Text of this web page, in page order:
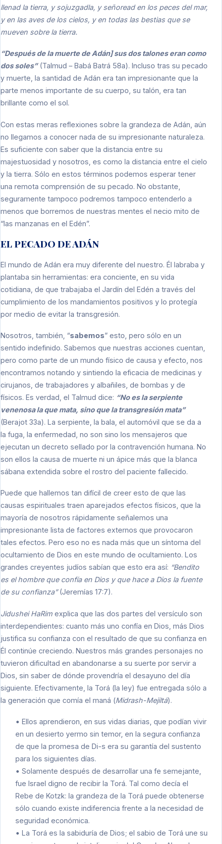
llenad la tierra, y sojuzgadla, y señoread en los peces del mar,
y en las aves de los cielos, y en todas las bestias que se
mueven sobre la tierra.
“Después de la muerte de Adán] sus dos talones eran como
dos soles”(Talmud – Babá Batrá 58a). Incluso tras su pecado
y muerte, la santidad de Adán era tan impresionante que la
parte menos importante de su cuerpo, su talón, era tan
brillante como el sol.
Con estas meras reflexiones sobre la grandeza de Adán, aún
no llegamos a conocer nada de su impresionante naturaleza.
Es suficiente con saber que la distancia entre su
majestuosidad y nosotros, es como la distancia entre el cielo
y la tierra. Sólo en estos términos podemos esperar tener
una remota comprensión de su pecado. No obstante,
seguramente tampoco podremos tampoco entenderlo a
menos que borremos de nuestras mentes el necio mito de
“las manzanas en el Edén”.
EL PECADO DE ADÁN
El mundo de Adán era muy diferente del nuestro. Él labraba y
plantaba sin herramientas: era conciente, en su vida
cotidiana, de que trabajaba el Jardín del Edén a través del
cumplimiento de los mandamientos positivos y lo protegía
por medio de evitar la transgresión.
Nosotros, también, “sabemos” esto, pero sólo en un
sentido indefinido. Sabemos que nuestras acciones cuentan,
pero como parte de un mundo físico de causa y efecto, nos
encontramos notando y sintiendo la eficacia de medicinas y
cirujanos, de trabajadores y albañiles, de bombas y de
físicos. Es verdad, el Talmud dice: “No es la serpiente
venenosa la que mata, sino que la transgresión mata”
(Berajot 33a). La serpiente, la bala, el automóvil que se da a
la fuga, la enfermedad, no son sino los mensajeros que
ejecutan un decreto sellado por la contravención humana. No
son ellos la causa de muerte ni un ápice más que la blanca
sábana extendida sobre el rostro del paciente fallecido.
Puede que hallemos tan difícil de creer esto de que las
causas espirituales traen aparejados efectos físicos, que la
mayoría de nosotros rápidamente señalemos una
impresionante lista de factores externos que provocaron
tales efectos. Pero eso no es nada más que un síntoma del
ocultamiento de Dios en este mundo de ocultamiento. Los
grandes creyentes judíos sabían que esto era así: “Bendito
es el hombre que confía en Dios y que hace a Dios la fuente
de su confianza”(Jeremías 17:7).
Jidushei HaRim explica que las dos partes del versículo son
interdependientes: cuanto más uno confía en Dios, más Dios
justifica su confianza con el resultado de que su confianza en
Él continúe creciendo. Nuestros más grandes personajes no
tuvieron dificultad en abandonarse a su suerte por servir a
Dios, sin saber de dónde provendría el desayuno del día
siguiente. Efectivamente, la Torá (la ley) fue entregada sólo a
la generación que comía el maná (Midrash-Mejiltá).
• Ellos aprendieron, en sus vidas diarias, que podían vivir
en un desierto yermo sin temor, en la segura confianza
de que la promesa de Di-s era su garantía del sustento
para los siguientes días.
• Solamente después de desarrollar una fe semejante,
fue Israel digno de recibir la Torá. Tal como decía el
Rebe de Kotzk: la grandeza de la Torá puede obtenerse
sólo cuando existe indiferencia frente a la necesidad de
seguridad económica.
• La Torá es la sabiduría de Dios; el sabio de Torá une su